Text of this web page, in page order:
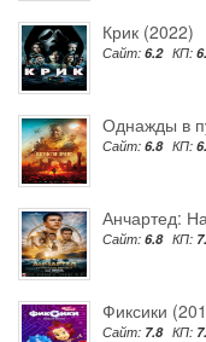
Крик (2022)
Сайт: 6.2 КП:
Однажды в
Сайт: 6.8 КП:
Анчартед:
Сайт: 6.8 КП:
Фиксики
Сайт: 7.8 КП: